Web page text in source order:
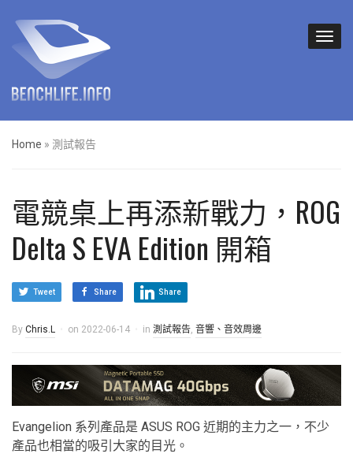
Home » 測試報告
電競桌上再添新戰力，ROG
Delta S EVA Edition 開箱
Tweet Share Share
By Chris.L on 2022-06-14 in 測試報告, 音響、音效周邊
Evangelion 系列產品是 ASUS ROG 近期的主力之一，不少
產品也相當的吸引大家的目光。